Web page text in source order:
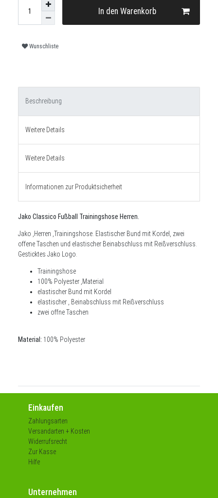
In den Warenkorb
Wunschliste
Beschreibung
Weitere Details
Weitere Details
Informationen zur Produktsicherheit
Jako Classico Fußball Trainingshose Herren
Jako ,Herren ,Trainingshose. Elastischer Bund mit Kordel, zwei
offene Taschen und elastischer Beinabschluss mit Reißverschluss.
Gesticktes Jako Logo.
Trainingshose
100% Polyester ,Material
elastischer Bund mit Kordel
elastischer , Beinabschluss mit Reißverschluss
zwei offne Taschen
Material: 100% Polyester
Einkaufen
Zahlungsarten
Versandarten + Kosten
Widerrufsrecht
Zur Kasse
Hilfe
Unternehmen